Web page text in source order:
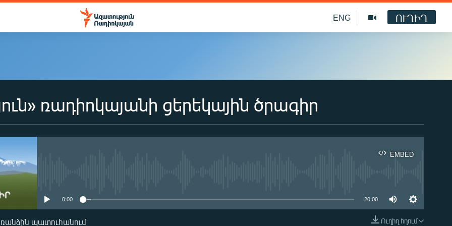
ENG ՈՒՂԻՂ
ռադիոկայանի ցերեկային ծրագիր
EMBED
0:00 20:00
Ուղիղ հղում
պատուհանում